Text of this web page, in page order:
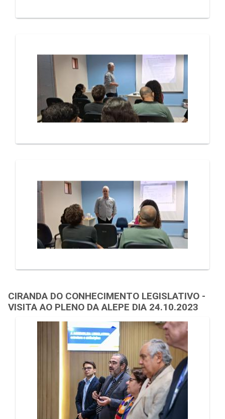
CIRANDA DO CONHECIMENTO LEGISLATIVO -
VISITA AO PLENO DA ALEPE DIA 24.10.2023
Galeria de Mídias